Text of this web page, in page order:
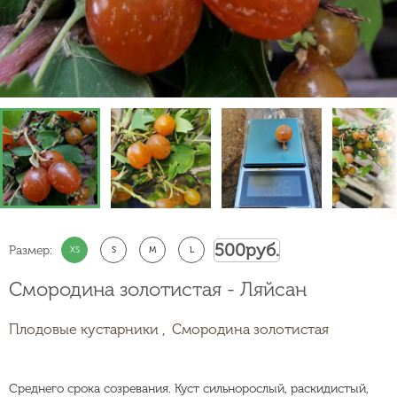
Смородина золотистая - Ляйсан
Плодовые кустарники , Смородина золотистая
Среднего срока созревания. Куст сильнорослый, раскидистый,
Размер: XS S M L 500руб.